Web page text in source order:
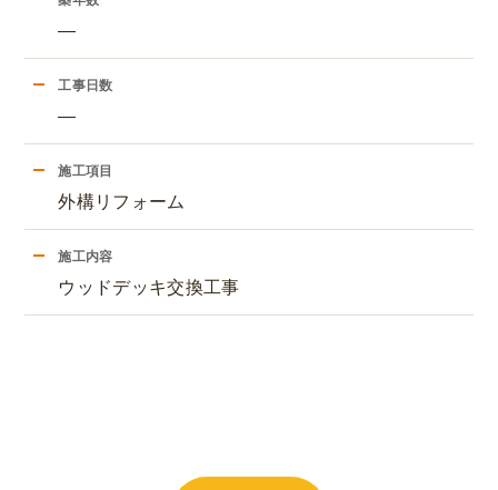
―
工事日数
―
施工項目
外構リフォーム
施工内容
ウッドデッキ交換工事